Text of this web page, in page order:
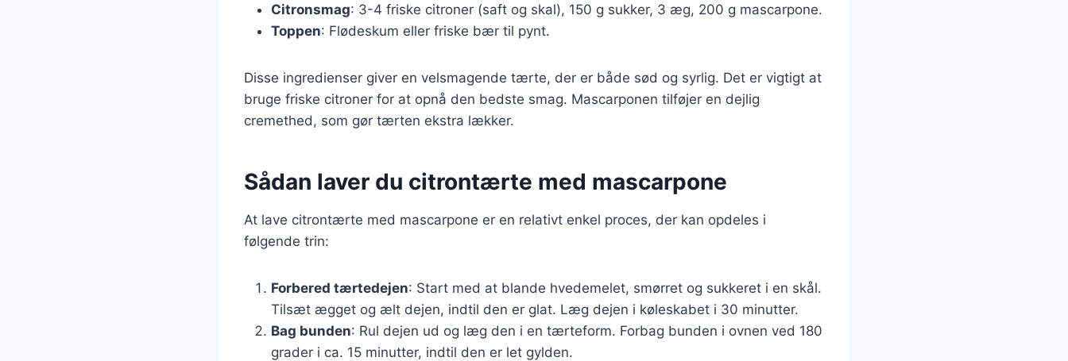
Citronsmag: 3-4 friske citroner (saft og skal), 150 g sukker, 3 æg, 200 g mascarpone.
Toppen: Flødeskum eller friske bær til pynt.
Disse ingredienser giver en velsmagende tærte, der er både sød og syrlig. Det er vigtigt at
bruge friske citroner for at opnå den bedste smag. Mascarponen tilføjer en dejlig
cremethed, som gør tærten ekstra lækker.
Sådan laver du citrontærte med mascarpone
At lave citrontærte med mascarpone er en relativt enkel proces, der kan opdeles i
følgende trin:
Forbered tærtedejen: Start med at blande hvedemelet, smørret og sukkeret i en skål.
Tilsæt ægget og ælt dejen, indtil den er glat. Læg dejen i køleskabet i 30 minutter.
Bag bunden: Rul dejen ud og læg den i en tærteform. Forbag bunden i ovnen ved 180
grader i ca. 15 minutter, indtil den er let gylden.